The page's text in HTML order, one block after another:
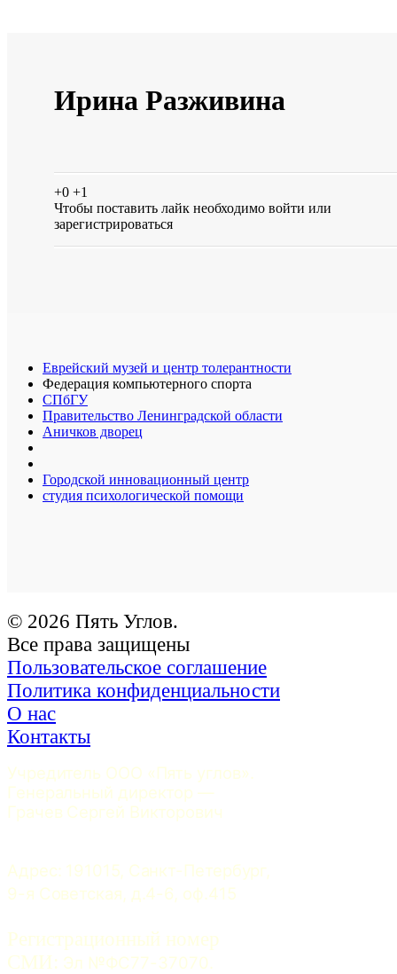
Ирина Разживина
+0 +1
Чтобы поставить лайк необходимо войти или
зарегистрироваться
Еврейский музей и центр толерантности
Федерация компьютерного спорта
СПбГУ
Правительство Ленинградской области
Аничков дворец
Городской инновационный центр
студия психологической помощи
© 2026 Пять Углов.
Все права защищены
Пользовательское соглашение
Политика конфиденциальности
О нас
Контакты
Учредитель ООО «Пять углов».
Генеральный директор —
Грачев Сергей Викторович
Адрес: 191015, Санкт-Петербург,
9-я Советская, д.4-6, оф.415
Регистрационный номер
СМИ: Эл №ФС77-37070.